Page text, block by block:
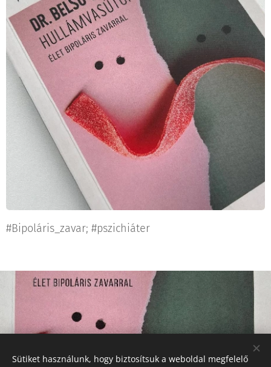
#Bipoláris_zavar; #pszichiáter
Sütiket használunk, hogy biztosítsuk a weboldal megfelelő